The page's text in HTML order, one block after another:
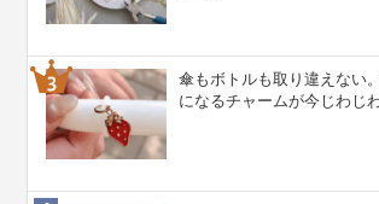
傘もボトルも取り違えない
になるチャームが今じわじ